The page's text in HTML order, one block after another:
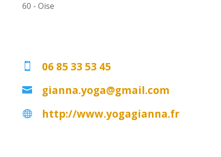
60 - Oise
 06 85 33 53 45
 gianna.yoga@gmail.com
 http://www.yogagianna.fr